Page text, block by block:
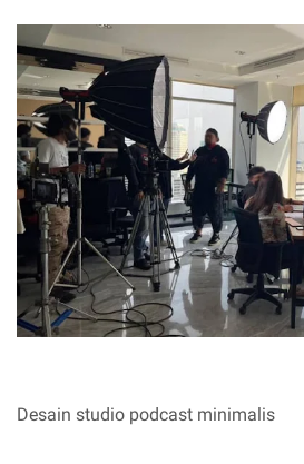
Desain studio podcast minimalis